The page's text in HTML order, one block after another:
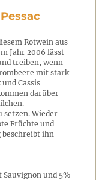
Rotwein aus
Jahr 2006 lässt
treiben, wenn
mit stark
Cassis
darüber
setzen. Wieder
Früchte und
ihn
Sauvignon und 5%